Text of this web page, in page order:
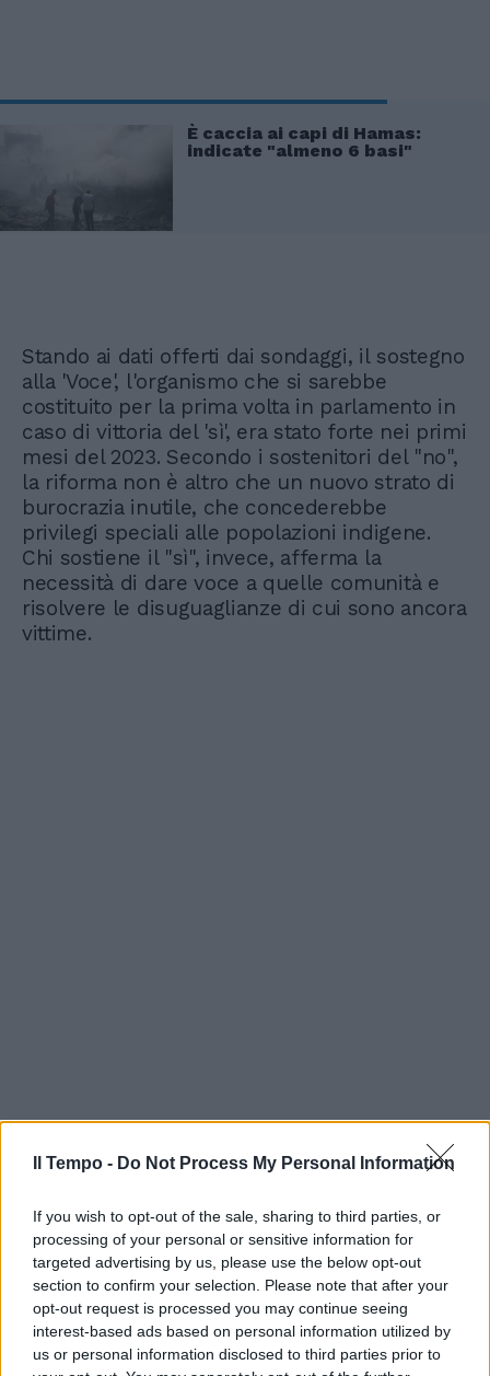
Il Tempo - Do Not Process My Personal Information
If you wish to opt-out of the sale, sharing to third parties, or
processing of your personal or sensitive information for
targeted advertising by us, please use the below opt-out
section to confirm your selection. Please note that after your
opt-out request is processed you may continue seeing
interest-based ads based on personal information utilized by
us or personal information disclosed to third parties prior to
È caccia ai capi di Hamas:
indicate "almeno 6 basi"
Stando ai dati offerti dai sondaggi, il sostegno
alla 'Voce', l'organismo che si sarebbe
costituito per la prima volta in parlamento in
caso di vittoria del 'sì', era stato forte nei primi
mesi del 2023. Secondo i sostenitori del "no",
la riforma non è altro che un nuovo strato di
burocrazia inutile, che concederebbe
privilegi speciali alle popolazioni indigene.
Chi sostiene il "sì", invece, afferma la
necessità di dare voce a quelle comunità e
risolvere le disuguaglianze di cui sono ancora
vittime.